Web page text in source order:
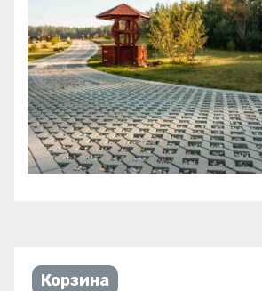
Корзина